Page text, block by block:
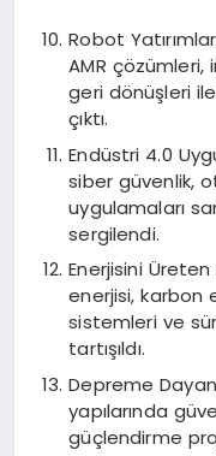
Robot
AMR çözümleri,
geri dönüşleri
çıktı.
Endüstri 4.0
siber güvenlik,
uygulamaları
sergilendi.
Enerjisini
enerjisi, karbon
sistemleri ve
tartışıldı.
Depreme
yapılarında
güçlendirme